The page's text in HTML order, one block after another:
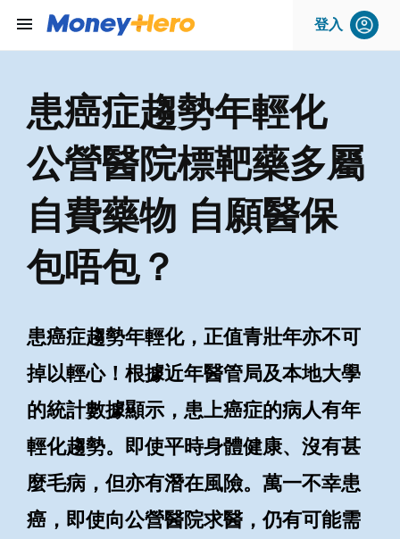
menu 登入
患癌症趨勢年輕化
公營醫院標靶藥多屬
自費藥物 自願醫保
包唔包？
患癌症趨勢年輕化，正值青壯年亦不可
掉以輕心！根據近年醫管局及本地大學
的統計數據顯示，患上癌症的病人有年
輕化趨勢。即使平時身體健康、沒有甚
麼毛病，但亦有潛在風險。萬一不幸患
癌，即使向公營醫院求醫，仍有可能需